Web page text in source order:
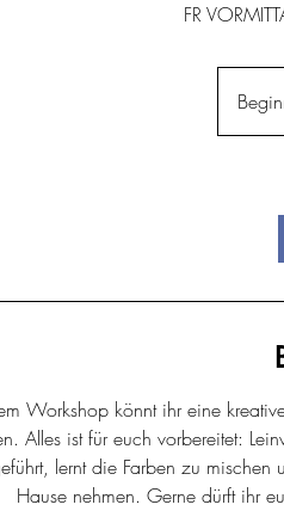
FR
Workshop könnt ihr eine
Alles ist für euch vorbereitet:
lernt die Farben zu
Hause nehmen. Gerne dürft ihr